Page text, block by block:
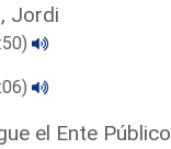
Jordi
el Ente Público